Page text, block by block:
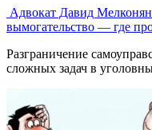
Адвокат Давид
вымогательство — где
Разграничение
сложных задач в